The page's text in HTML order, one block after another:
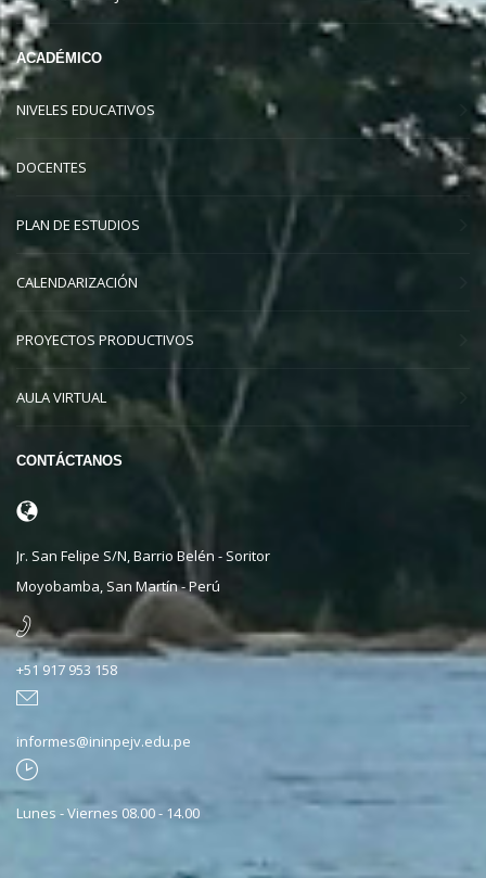
ACADÉMICO
NIVELES EDUCATIVOS
DOCENTES
PLAN DE ESTUDIOS
CALENDARIZACIÓN
PROYECTOS PRODUCTIVOS
AULA VIRTUAL
CONTÁCTANOS
Jr. San Felipe S/N, Barrio Belén - Soritor
Moyobamba, San Martín - Perú
+51 917 953 158
informes@ininpejv.edu.pe
Lunes - Viernes 08.00 - 14.00